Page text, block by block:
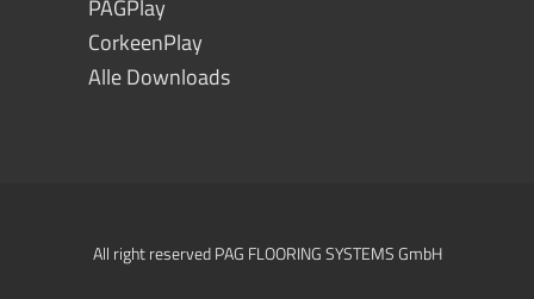
PAGPlay
CorkeenPlay
Alle Downloads
All right reserved PAG FLOORING SYSTEMS GmbH